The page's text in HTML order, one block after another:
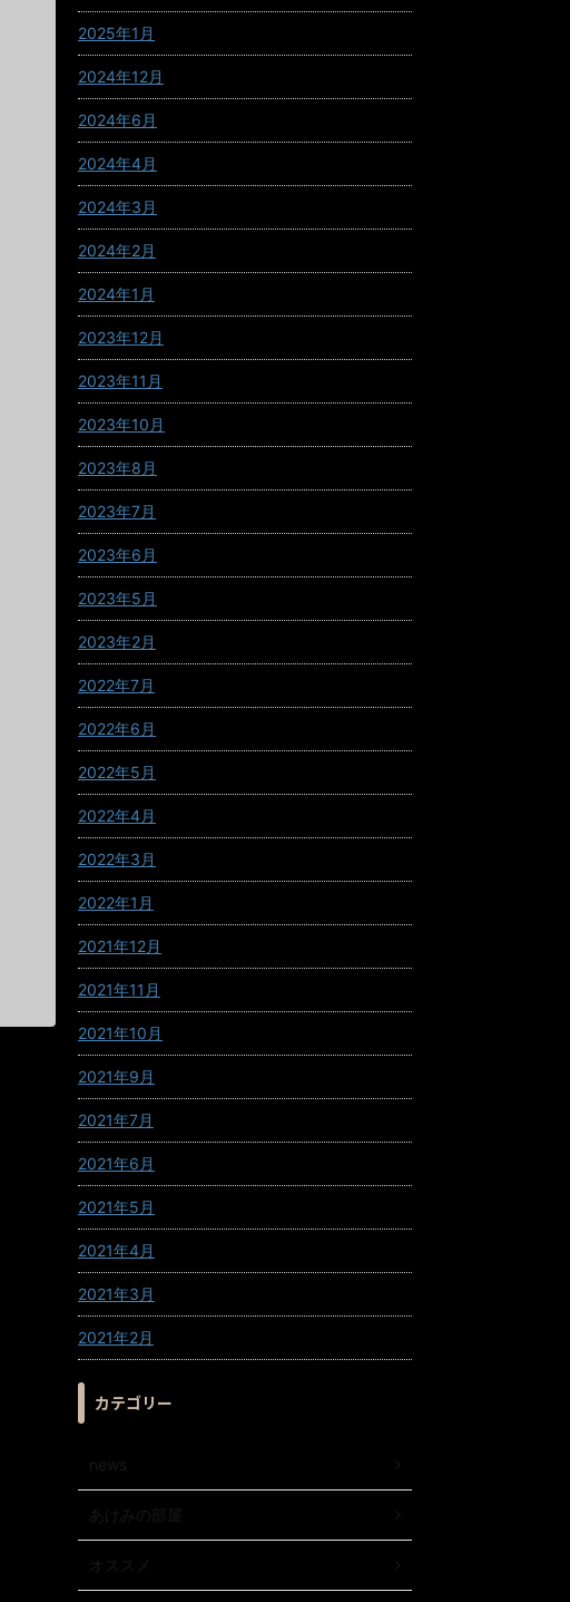
2025年1月
2024年12月
2024年6月
2024年4月
2024年3月
2024年2月
2024年1月
2023年12月
2023年11月
2023年10月
2023年8月
2023年7月
2023年6月
2023年5月
2023年2月
2022年7月
2022年6月
2022年5月
2022年4月
2022年3月
2022年1月
2021年12月
2021年11月
2021年10月
2021年9月
2021年7月
2021年6月
2021年5月
2021年4月
2021年3月
2021年2月
カテゴリー
news
あけみの部屋
オススメ